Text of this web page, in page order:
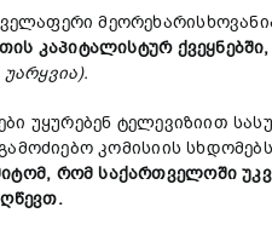
კაპიტალისტურ ქვეყნებში,
უარყვია).
უყურებენ ტელევიზიით
კომისიის
, რომ საქართველოში
.